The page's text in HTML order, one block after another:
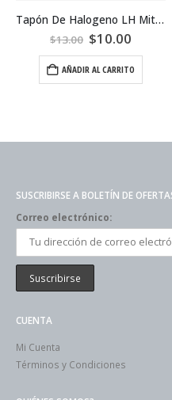
Tapón De Halogeno LH Mitsubishi Oulander Sport 2018
$13.00 $10.00
AÑADIR AL CARRITO
SUSCRIBIRSE A BOLETÍN DE
Correo electrónico:
CUENTA
Mi Cuenta
Términos y Condiciones